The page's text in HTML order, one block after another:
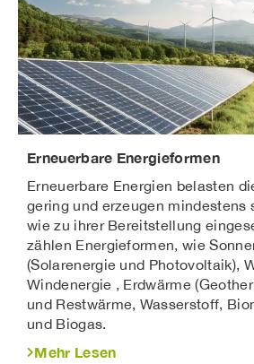
Erneuerbare Energieformen
Erneuerbare Energien belasten
gering und erzeugen mindestens
wie zu ihrer Bereitstellung
zählen Energieformen, wie
(Solarenergie und Photovoltaik),
Windenergie , Erdwärme
und Restwärme, Wasserstoff,
und Biogas.
Mehr Lesen